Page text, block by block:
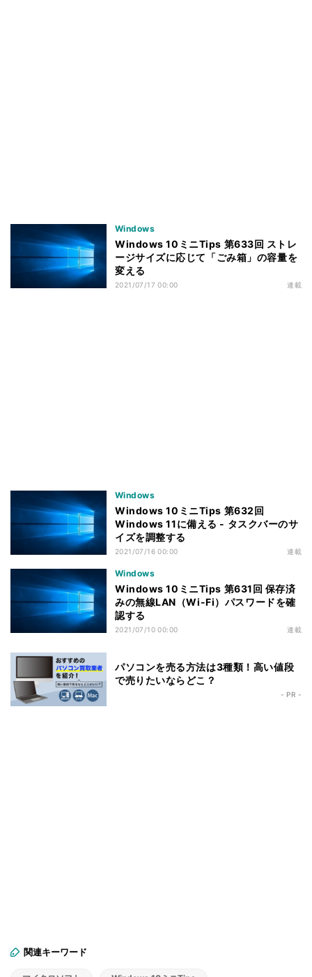
Windows
Windows 10ミニTips 第633回 ストレ
ージサイズに応じて「ごみ箱」の容量を
変える
2021/07/17 00:00 連載
Windows
Windows 10ミニTips 第632回
Windows 11に備える - タスクバーのサ
イズを調整する
2021/07/16 00:00 連載
Windows
Windows 10ミニTips 第631回 保存済
みの無線LAN（Wi-Fi）パスワードを確
認する
2021/07/10 00:00 連載
パソコンを売る方法は3種類！高い値段
で売りたいならどこ？
- PR -
関連キーワード